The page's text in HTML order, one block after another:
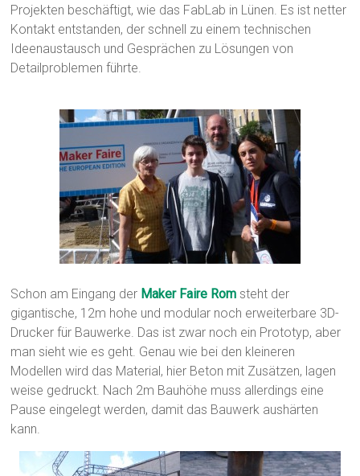
Projekten beschäftigt, wie das FabLab in Lünen. Es ist netter
Kontakt entstanden, der schnell zu einem technischen
Ideenaustausch und Gesprächen zu Lösungen von
Detailproblemen führte.
Schon am Eingang der Maker Faire Rom steht der
gigantische, 12m hohe und modular noch erweiterbare 3D-
Drucker für Bauwerke. Das ist zwar noch ein Prototyp, aber
man sieht wie es geht. Genau wie bei den kleineren
Modellen wird das Material, hier Beton mit Zusätzen, lagen
weise gedruckt. Nach 2m Bauhöhe muss allerdings eine
Pause eingelegt werden, damit das Bauwerk aushärten
kann.